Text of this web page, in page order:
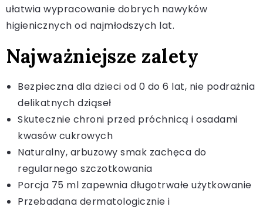
ułatwia wypracowanie dobrych nawyków
higienicznych od najmłodszych lat.
Najważniejsze zalety
Bezpieczna dla dzieci od 0 do 6 lat, nie podrażnia
delikatnych dziąseł
Skutecznie chroni przed próchnicą i osadami
kwasów cukrowych
Naturalny, arbuzowy smak zachęca do
regularnego szczotkowania
Porcja 75 ml zapewnia długotrwałe użytkowanie
Przebadana dermatologicznie i